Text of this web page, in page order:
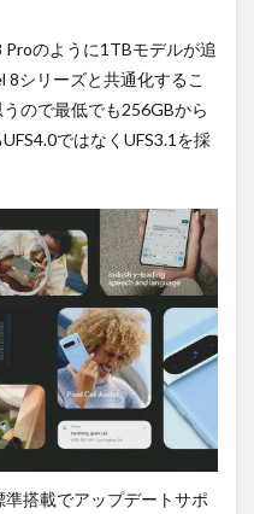
のように1TBモデルが追
8シリーズと共通化するこ
ので最低でも256GBから
ではなくUFS3.1を採
搭載でアップデートサポ